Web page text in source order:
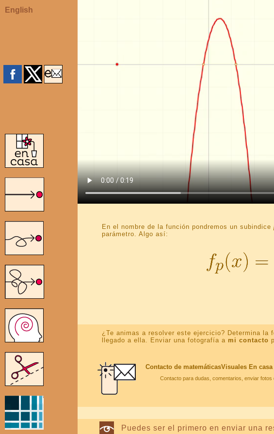
English
En el nombre de la función pondremos un subindice
parámetro. Algo así:
¿Te animas a resolver este ejercicio? Determina la
llegado a ella. Enviar una fotografía a mi contacto
Contacto de matemáticasVisuales En casa
Contacto para dudas, comentarios, enviar
Puedes ser el primero en enviar una